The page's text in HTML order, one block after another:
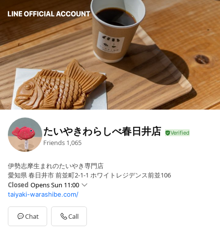
たいやきわらしべ春日井店
Friends 1,065
伊勢志摩生まれのたいやき専門店
愛知県 春日井市 前並町2-1-1 ホワイトレジデンス前並106
Closed Opens Sun 11:00
Sun11:00 - 17:00
Mon11:00 - 17:00
TueClosed
WedClosed
taiyaki-warashibe.com/
Chat Call